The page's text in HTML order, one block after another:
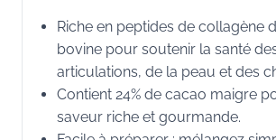
Riche en peptides de collagène
bovine pour soutenir la santé
articulations, de la peau et des
Contient 24% de cacao maigre
saveur riche et gourmande.